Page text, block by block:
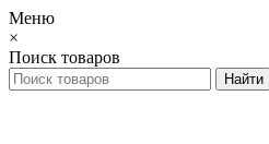
Меню
×
Поиск товаров